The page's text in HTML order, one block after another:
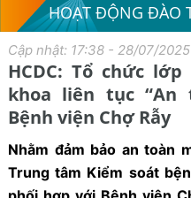
HOẠT ĐỘNG ĐÀO
Cập nhật: 17:38 - 28/07/
HCDC: Tổ chức
khoa liên tục “An
Bệnh viện Chợ Rẫy
Nhằm đảm bảo an toàn
Trung tâm Kiểm soát